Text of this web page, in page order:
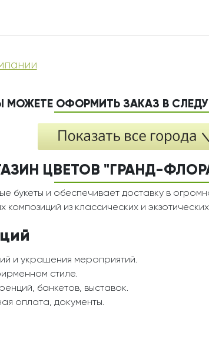
МОЖЕТЕ ОФОРМИТЬ ЗАКАЗ В
ЦВЕТОВ "ГРАНД-
букеты и обеспечивает доставку в
из классических и
и украшения мероприятий.
стиле.
банкетов, выставок.
оплата, документы.